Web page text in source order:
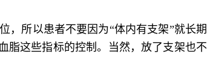
，所以患者不要因为“体内有支架”就长期
脂这些指标的控制。当然，放了支架也不